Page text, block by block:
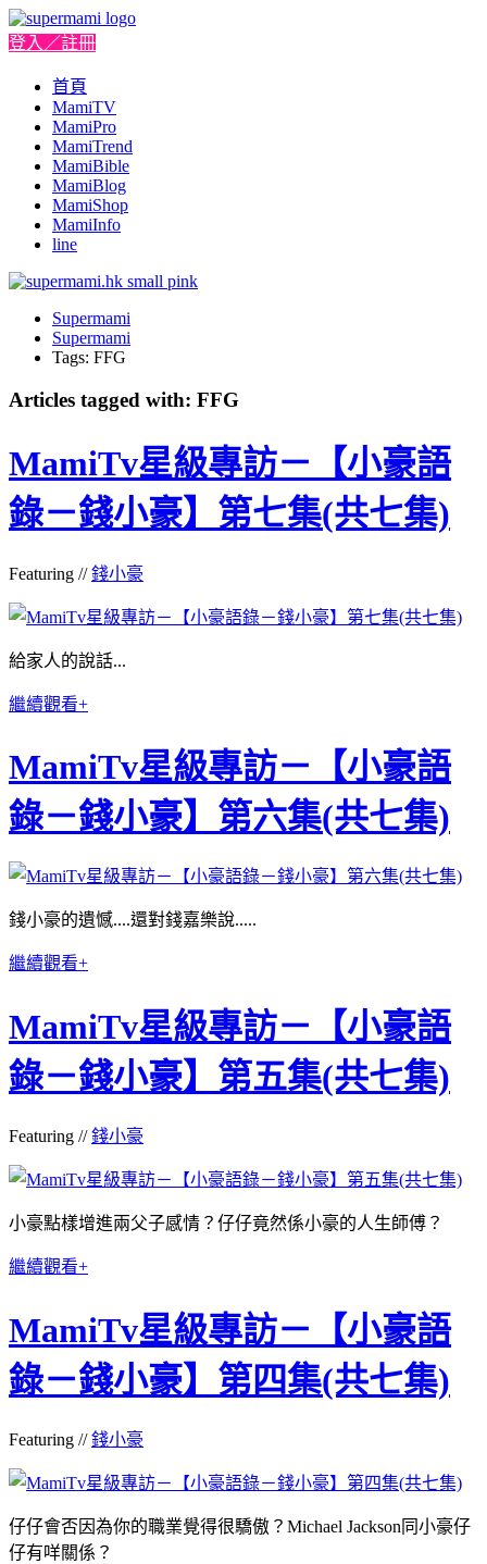
登入／註冊
首頁
MamiTV
MamiPro
MamiTrend
MamiBible
MamiBlog
MamiShop
MamiInfo
line
Supermami
Supermami
Tags: FFG
Articles tagged with: FFG
MamiTv星級專訪－【小豪語
錄－錢小豪】第七集(共七集)
Featuring //錢小豪
給家人的說話...
繼續觀看+
MamiTv星級專訪－【小豪語
錄－錢小豪】第六集(共七集)
錢小豪的遺憾....還對錢嘉樂說.....
繼續觀看+
MamiTv星級專訪－【小豪語
錄－錢小豪】第五集(共七集)
Featuring //錢小豪
小豪點樣增進兩父子感情？仔仔竟然係小豪的人生師傅？
繼續觀看+
MamiTv星級專訪－【小豪語
錄－錢小豪】第四集(共七集)
Featuring //錢小豪
仔仔會否因為你的職業覺得很驕傲？Michael Jackson同小豪仔
仔有咩關係？